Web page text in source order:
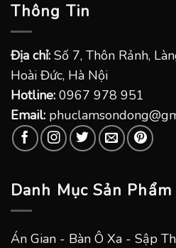
Thông Tin
Địa chỉ: Số 7, Thôn Rảnh,
Hoài Đức, Hà Nội
Hotline: 0967 978 951
Email:
Danh Mục Sản Phẩm
Án Gian - Bàn Ô Xa - Sập